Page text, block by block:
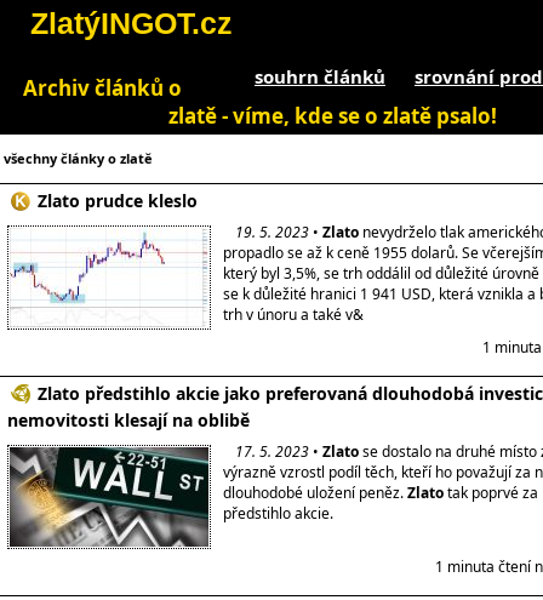
ZlatýINGOT.cz
souhrn článků srovnání
Archiv článků o
zlatě - víme, kde se o zlatě psalo!
všechny články o zlatě
Zlato prudce kleslo
19. 5. 2023 • Zlato nevydrželo tlak
propadlo se až k ceně 1955 dolarů. Se
který byl 3,5%, se trh oddálil od důležité úrovně
se k důležité hranici 1 941 USD, která vznikla a
trh v únoru a také v&
1
Zlato předstihlo akcie jako preferovaná dlouhodobá
nemovitosti klesají na oblibě
17. 5. 2023 • Zlatose dostalo na druhé místo
výrazně vzrostl podíl těch, kteří ho považují za
dlouhodobé uložení peněz.Zlatotak poprvé
předstihlo akcie.
1 minuta čtení